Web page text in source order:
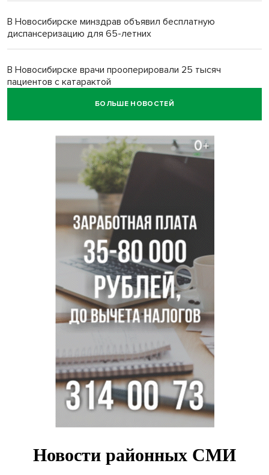
В Новосибирске минздрав объявил бесплатную
диспансеризацию для 65-летних
В Новосибирске врачи прооперировали 25 тысяч
пациентов с катарактой
БОЛЬШЕ НОВОСТЕЙ